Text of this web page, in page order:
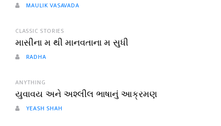
MAULIK VASAVADA
CLASSIC STORIES
માસીના મ થી માનવતાના મ સુધી
RADHA
ANYTHING
યુવાવય અને અશ્લીલ ભાષાનું આક્રમણ
YEASH SHAH